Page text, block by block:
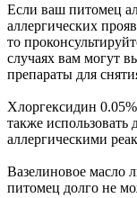
Если ваш питомец
аллергических
то
случаях вам могут
препараты для
Хлоргексидин
также
аллергическими
Вазелиновое масло
питомец долго не